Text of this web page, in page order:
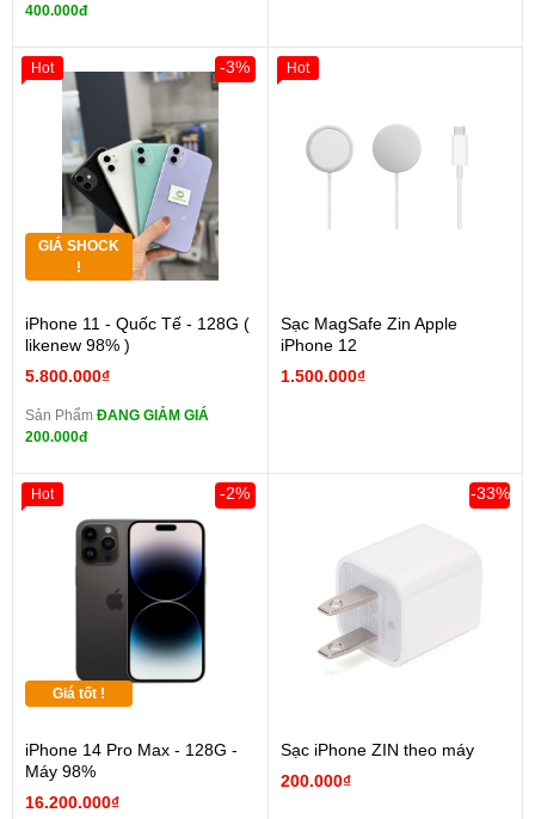
400.000đ
GIÁ SHOCK
!
iPhone 11 - Quốc Tế - 128G (
likenew 98% )
5.800.000₫
-3%
Sản Phẩm ĐANG GIẢM GIÁ
200.000đ
Hot
Sạc MagSafe Zin Apple
iPhone 12
1.500.000₫
Hot
Giá tốt !
iPhone 14 Pro Max - 128G -
Máy 98%
16.200.000₫
-2%
Hot
Sạc iPhone ZIN theo máy
200.000₫
-33%